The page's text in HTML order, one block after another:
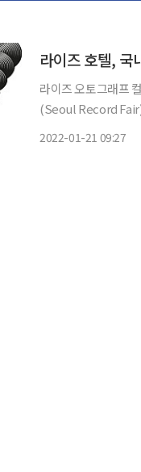
라이즈 호텔, 국
라이즈 오토그래프
(Seoul Record Fair)’를 개막한다고
2022-01-21 09:27